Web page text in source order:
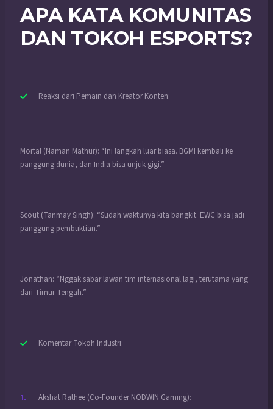
APA KATA KOMUNITAS
DAN TOKOH ESPORTS?
Reaksi dari Pemain dan Kreator Konten:
Mortal (Naman Mathur): “Ini langkah luar biasa. BGMI kembali ke
panggung dunia, dan India bisa unjuk gigi.”
Scout (Tanmay Singh): “Sudah waktunya kita bangkit. EWC bisa jadi
panggung pembuktian.”
Jonathan: “Nggak sabar lawan tim internasional lagi, terutama yang
dari Timur Tengah.”
Komentar Tokoh Industri:
Akshat Rathee (Co-Founder NODWIN Gaming):